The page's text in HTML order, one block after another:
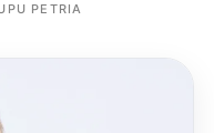
PETRIA